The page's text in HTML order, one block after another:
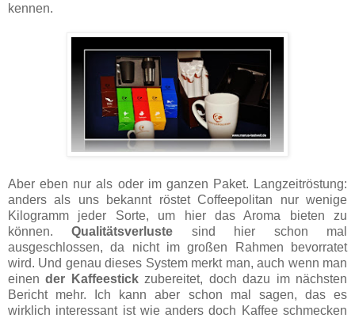
kennen.
Aber eben nur als oder im ganzen Paket. Langzeitröstung:
anders als uns bekannt röstet Coffeepolitan nur wenige
Kilogramm jeder Sorte, um hier das Aroma bieten zu
können.Qualitätsverluste sind hier schon mal
ausgeschlossen, da nicht im großen Rahmen bevorratet
wird. Und genau dieses System merkt man, auch wenn man
einender Kaffeestickzubereitet, doch dazu im nächsten
Bericht mehr. Ich kann aber schon mal sagen, das es
wirklich interessant ist wie anders doch Kaffee schmecken